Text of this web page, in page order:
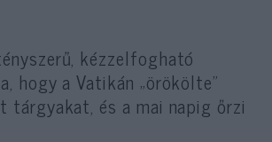
kézzelfogható
hogy a Vatikán „örökölte”
tárgyakat, és a mai napig őrzi